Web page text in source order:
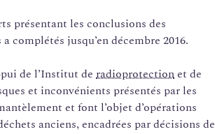
présentant les conclusions des
complétés jusqu’en décembre 2016.
de l’Institut de radioprotectionet de
et inconvénients présentés par les
et font l’objet d’opérations
anciens, encadrées par décisions de